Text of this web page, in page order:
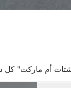
كل شهر القطعة